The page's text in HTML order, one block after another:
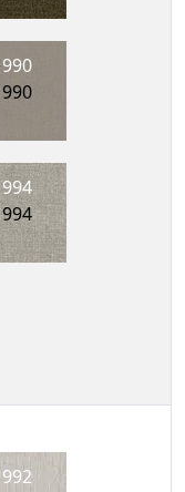
990
990
994
994
992